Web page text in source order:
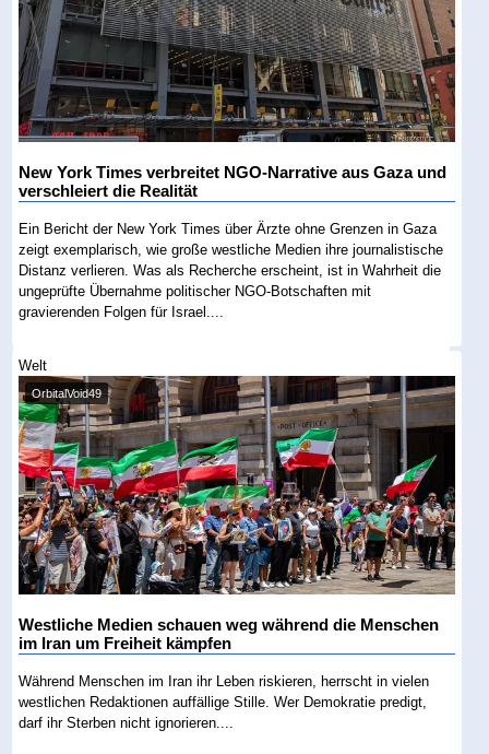
New York Times verbreitet NGO-Narrative aus Gaza und
verschleiert die Realität
Ein Bericht der New York Times über Ärzte ohne Grenzen in Gaza
zeigt exemplarisch, wie große westliche Medien ihre journalistische
Distanz verlieren. Was als Recherche erscheint, ist in Wahrheit die
ungeprüfte Übernahme politischer NGO-Botschaften mit
gravierenden Folgen für Israel....
Welt
OrbitalVoid49
Westliche Medien schauen weg während die Menschen
im Iran um Freiheit kämpfen
Während Menschen im Iran ihr Leben riskieren, herrscht in vielen
westlichen Redaktionen auffällige Stille. Wer Demokratie predigt,
darf ihr Sterben nicht ignorieren....